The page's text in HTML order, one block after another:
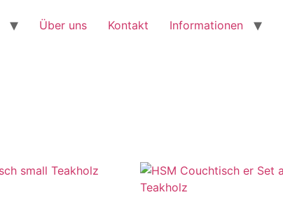
Über uns Kontakt Informationen